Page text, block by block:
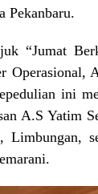
Pekanbaru.
“Jumat
Operasional,
ini
A.S Yatim
Limbungan,